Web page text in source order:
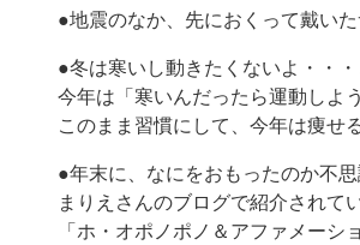
●地震のなか、先におくって戴い
●冬は寒いし動きたくないよ・・
今年は「寒いんだったら運動しよ
このまま習慣にして、今年は痩せ
●年末に、なにをおもったのか不
まりえさんのブログで紹介されて
「ホ・オポノポノ＆アファメーシ